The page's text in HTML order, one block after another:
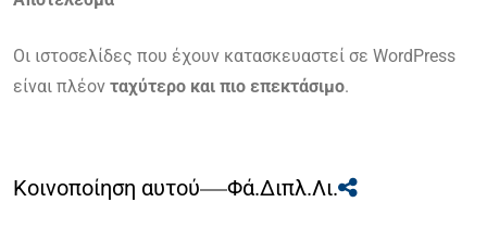
Οι ιστοσελίδες που έχουν κατασκευαστεί σε WordPress
είναι πλέον ταχύτερο και πιο επεκτάσιμο.
Κοινοποίηση αυτού Φά.Διπλ.Λι.